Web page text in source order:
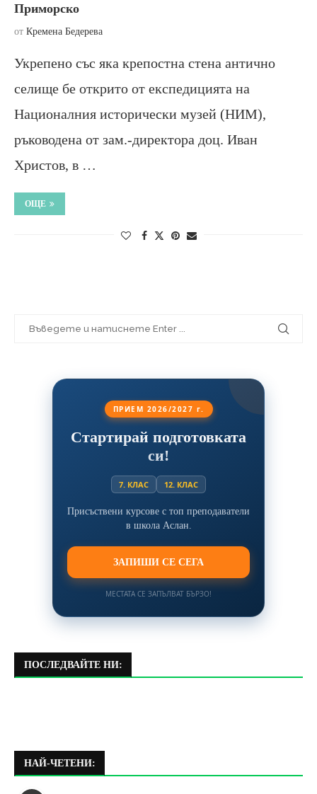
Приморско
от Кремена Бедерева
Укрепено със яка крепостна стена антично
селище бе открито от експедицията на
Националния исторически музей (НИМ),
ръководена от зам.-директора доц. Иван
Христов, в …
ОЩЕ
ПРИЕМ 2026/2027 г.
Стартирай подготовката
си!
7. КЛАС 12. КЛАС
Присъствени курсове с топ преподаватели
в школа Аслан.
ЗАПИШИ СЕ СЕГА
МЕСТАТА СЕ ЗАПЪЛВАТ БЪРЗО!
ПОСЛЕДВАЙТЕ НИ:
НАЙ-ЧЕТЕНИ: